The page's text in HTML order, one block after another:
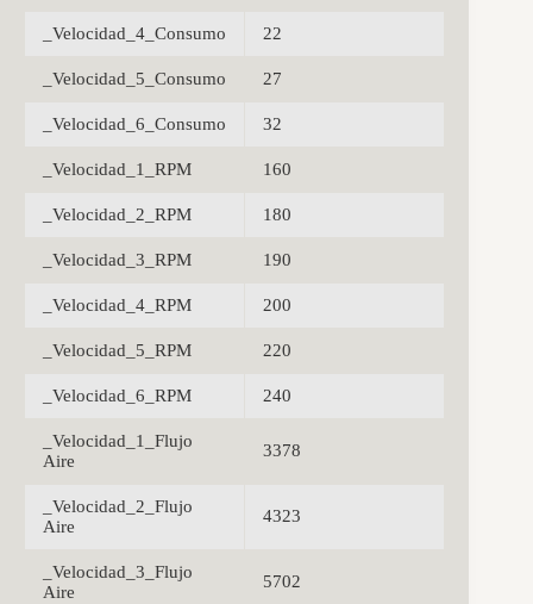
_Velocidad_4_Consumo 22
_Velocidad_5_Consumo 27
_Velocidad_6_Consumo 32
_Velocidad_1_RPM 160
_Velocidad_2_RPM 180
_Velocidad_3_RPM 190
_Velocidad_4_RPM 200
_Velocidad_5_RPM 220
_Velocidad_6_RPM 240
_Velocidad_1_Flujo
Aire
3378
_Velocidad_2_Flujo
Aire
4323
_Velocidad_3_Flujo
Aire
5702